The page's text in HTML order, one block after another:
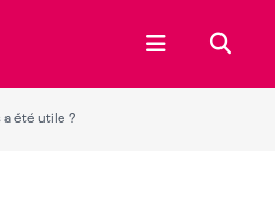
Ouvrir le
été utile ?